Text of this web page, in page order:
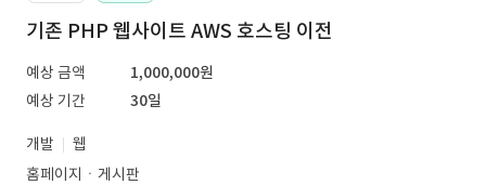
기존 PHP 웹사이트 AWS 호스팅 이전
예상 금액
1,000,000원
예상 기간
30일
개발
웹
홈페이지ㆍ게시판